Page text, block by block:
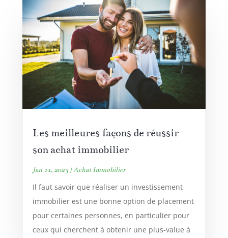
Les meilleures façons de réussir
son achat immobilier
Jan 11, 2023|Achat Immobilier
Il faut savoir que réaliser un investissement
immobilier est une bonne option de placement
pour certaines personnes, en particulier pour
ceux qui cherchent à obtenir une plus-value à